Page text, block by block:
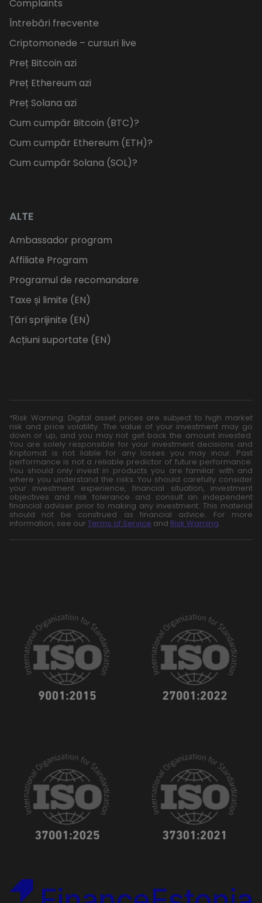
Complaints
Întrebări frecvente
Criptomonede – cursuri live
Preț Bitcoin azi
Preț Ethereum azi
Preț Solana azi
Cum cumpăr Bitcoin (BTC)?
Cum cumpăr Ethereum (ETH)?
Cum cumpăr Solana (SOL)?
ALTE
Ambassador program
Affiliate Program
Programul de recomandare
Taxe și limite (EN)
Țări sprijinite (EN)
Acțiuni suportate (EN)
*Risk Warning: Digital asset prices are subject to high market
risk and price volatility. The value of your investment may go
down or up, and you may not get back the amount invested.
You are solely responsible for your investment decisions and
Kriptomat is not liable for any losses you may incur. Past
performance is not a reliable predictor of future performance.
You should only invest in products you are familiar with and
where you understand the risks. You should carefully consider
your investment experience, financial situation, investment
objectives and risk tolerance and consult an independent
financial adviser prior to making any investment. This material
should not be construed as financial advice. For more
information, see our Terms of Service and Risk Warning.